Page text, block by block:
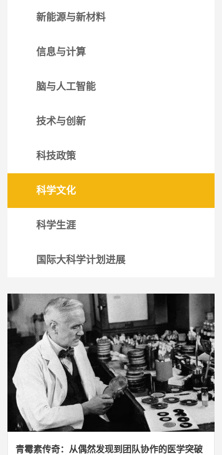
新能源与新材料
信息与计算
脑与人工智能
技术与创新
科技政策
科学文化
科学生涯
国际大科学计划进展
青霉素传奇：从偶然发现到团队协作的医学突破